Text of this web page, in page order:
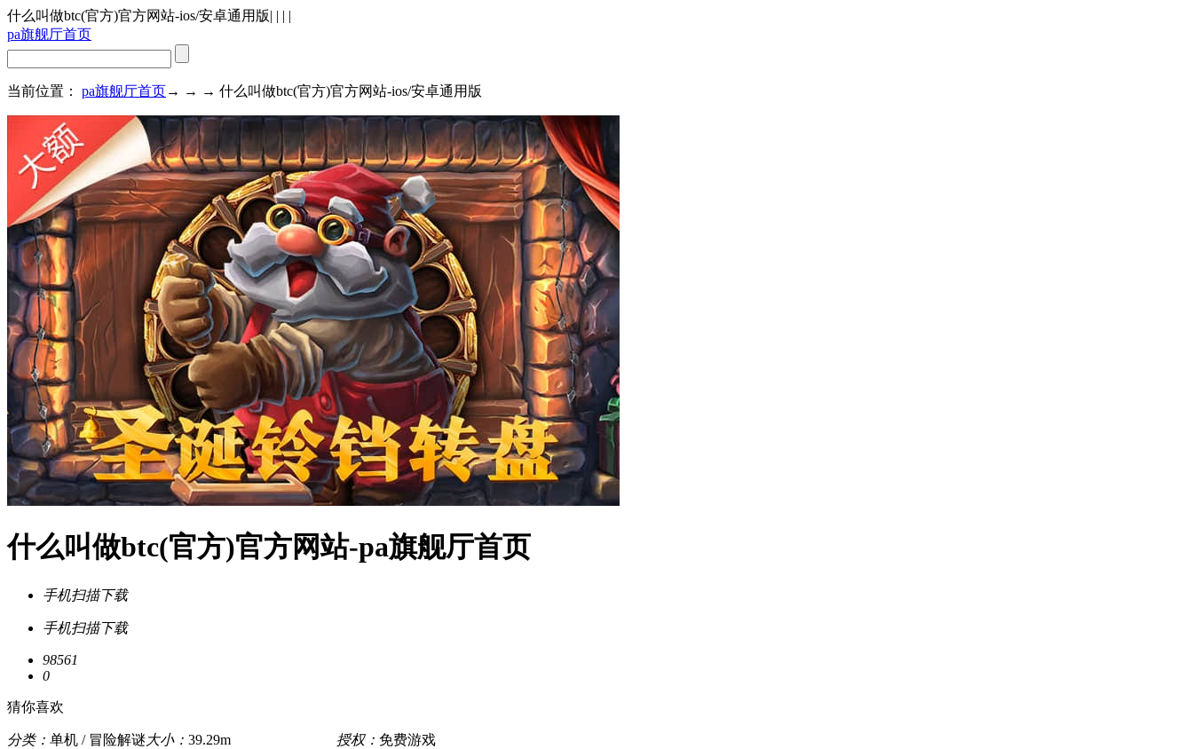
什么叫做btc(官方)官方网站-ios/安卓通用版| | | |
pa旗舰厅首页
当前位置： pa旗舰厅首页→ → → 什么叫做btc(官方)官方网站-ios/安卓通用版
什么叫做btc(官方)官方网站-pa旗舰厅首页
手机扫描下载
手机扫描下载
98561
0
猜你喜欢
分类： 单机 / 冒险解谜大小： 39.29m 授权： 免费游戏